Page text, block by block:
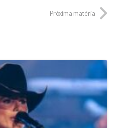
Próxima matéria